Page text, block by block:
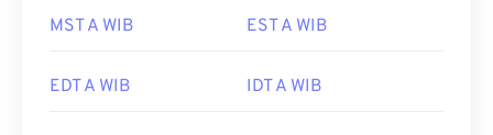
MST A WIB EST A WIB
EDT A WIB IDT A WIB